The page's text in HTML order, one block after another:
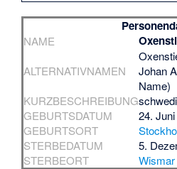
NAME
ALTERNATIVNAMEN
Johan
Name)
KURZBESCHREIBUNG
GEBURTSDATUM
24. Juni
GEBURTSORT
STERBEDATUM
5.
STERBEORT
Wismar